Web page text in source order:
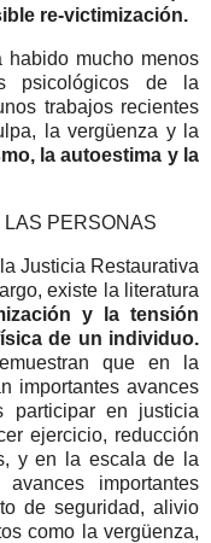
re-victimización.
habido mucho menos
psicológicos de la
trabajos recientes
la vergüenza y la
la autoestima y la
LAS PERSONAS
Justicia Restaurativa
existe la literatura
y la tensión
de un individuo.
que en la
importantes avances
participar en justicia
ejercicio, reducción
y en la escala de la
importantes
de seguridad, alivio
como la vergüenza,